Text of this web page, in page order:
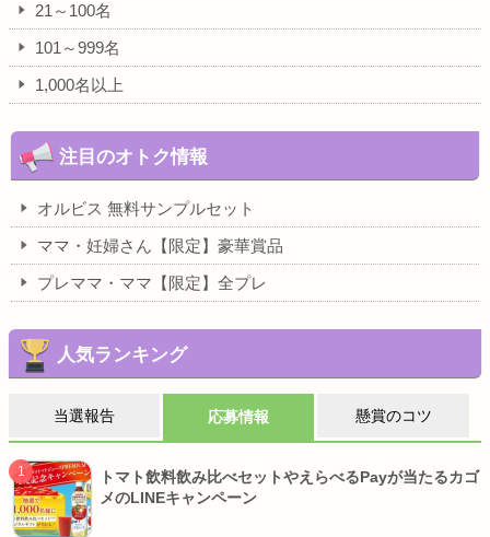
21～100名
101～999名
1,000名以上
注目のオトク情報
オルビス 無料サンプルセット
ママ・妊婦さん【限定】豪華賞品
プレママ・ママ【限定】全プレ
人気ランキング
当選報告 応募情報 懸賞のコツ
トマト飲料飲み比べセットやえらべるPayが当たるカゴ
メのLINEキャンペーン